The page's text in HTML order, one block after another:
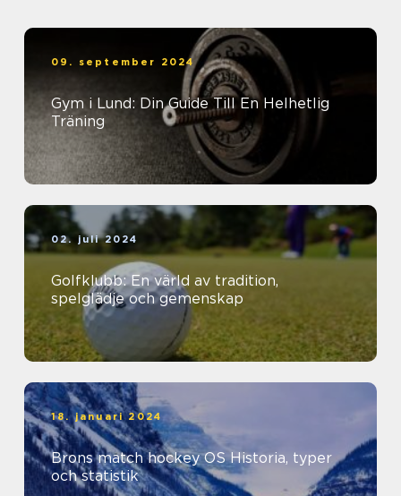
09. september 2024
Gym i Lund: Din Guide Till En Helhetlig
Träning
02. juli 2024
Golfklubb: En värld av tradition,
spelglädje och gemenskap
18. januari 2024
Brons match hockey OS Historia, typer
och statistik